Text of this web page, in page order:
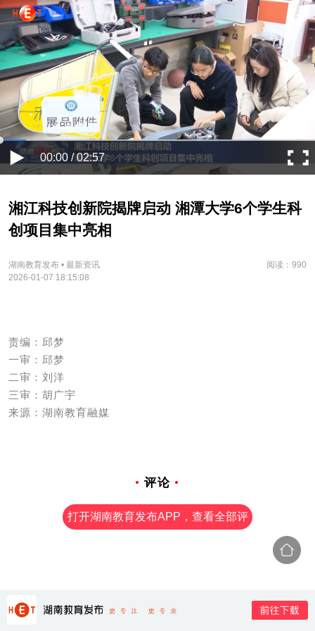
00:00 / 02:57
湘江科技创新院揭牌启动 湘潭大学6个学生科
创项目集中亮相
湖南教育发布 • 最新资讯
阅读：990
2026-01-07 18:15:08
责编：邱梦
一审：邱梦
二审：刘洋
三审：胡广宇
来源：湖南教育融媒
评论
打开湖南教育发布APP，查看全部评